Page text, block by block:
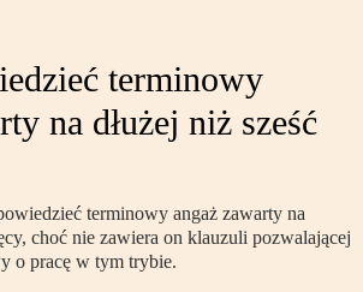
terminowy
na dłużej niż sześć
terminowy angaż zawarty na
choć nie zawiera on klauzuli pozwalającej
o pracę w tym trybie.